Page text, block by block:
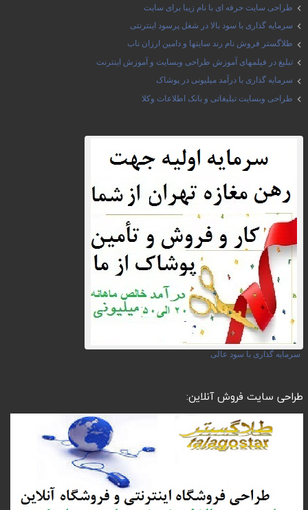
طراحی سایت حرفه ای با نام زیبا برای سایت
سرمایه گذاری با سود بالا در شغل پرسود اینترنتی
طلاگستر فروش نام رند سایتها و دامین ارزان ناب
تبلیغ در فیلمهای آموزش طراحی وبسایت و آموزش اینترنت
سرمایه گذاری با درآمد میلیونی در پوشاک
طراحی وبسایت تبلیغاتی و بانک اطلاعات وکلا
سرمایه گذاری با سود عالی
طراحی سایت فروش آنلاین: